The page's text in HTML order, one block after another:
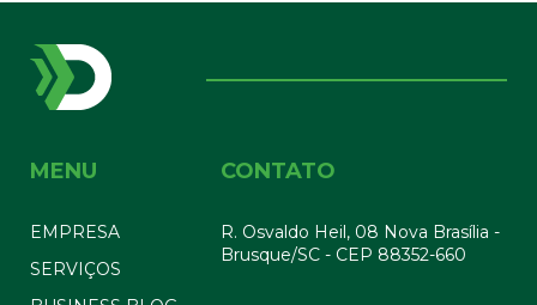
MENU
EMPRESA
SERVIÇOS
CONTATO
R. Osvaldo Heil, 08 Nova Brasília -
Brusque/SC - CEP 88352-660